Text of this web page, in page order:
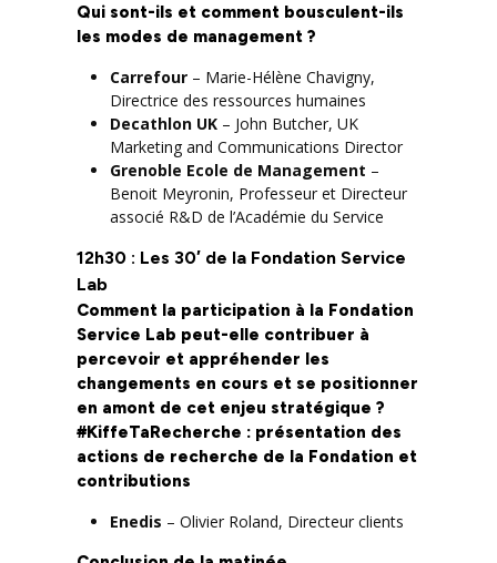
Qui sont-ils et comment bousculent-ils
les modes de management ?
Carrefour – Marie-Hélène Chavigny,
Directrice des ressources humaines
Decathlon UK – John Butcher, ‎UK
Marketing and Communications Director
Grenoble Ecole de Management –
Benoit Meyronin, Professeur et Directeur
associé R&D de l’Académie du Service
12h30 : Les 30′ de la Fondation Service
Lab
Comment la participation à la Fondation
Service Lab peut-elle contribuer à
percevoir et appréhender les
changements en cours et se positionner
en amont de cet enjeu stratégique ?
#KiffeTaRecherche : présentation des
actions de recherche de la Fondation et
contributions
Enedis – Olivier Roland, Directeur clients